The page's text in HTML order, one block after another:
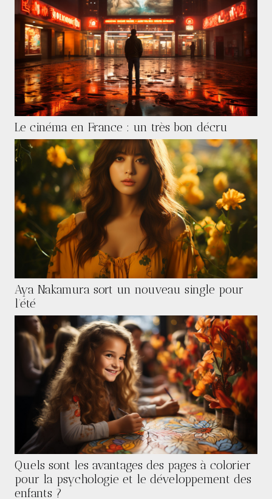
Le cinéma en France : un très bon décru
Aya Nakamura sort un nouveau single pour
l’été
Quels sont les avantages des pages à colorier
pour la psychologie et le développement des
enfants ?